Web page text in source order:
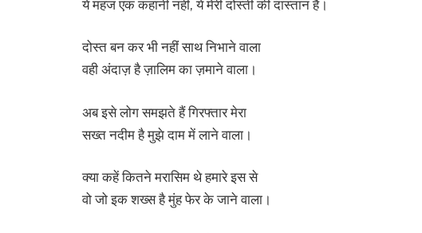
ये महज एक कहानी नहीं, ये मेरी दोस्ती की दास्तान है।
दोस्त बन कर भी नहीं साथ निभाने वाला
वही अंदाज़ है ज़ालिम का ज़माने वाला।
अब इसे लोग समझते हैं गिरफ्तार मेरा
सख्त नदीम है मुझे दाम में लाने वाला।
क्या कहें कितने मरासिम थे हमारे इस से
वो जो इक शख्स है मुंह फेर के जाने वाला।